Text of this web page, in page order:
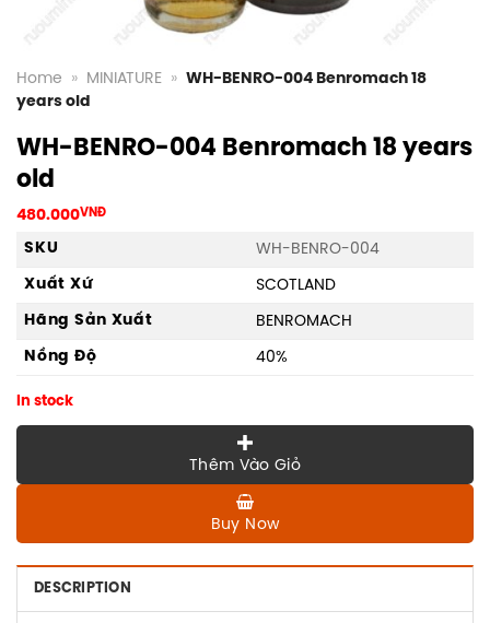
Home » MINIATURE » WH-BENRO-004 Benromach 18
years old
WH-BENRO-004 Benromach 18 years
old
480.000VNĐ
SKU
WH-BENRO-004
Xuất Xứ
SCOTLAND
Hãng Sản Xuất
BENROMACH
Nồng Độ
40%
In stock
Thêm Vào Giỏ
Buy Now
DESCRIPTION